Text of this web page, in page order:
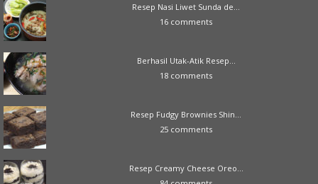
Resep Nasi Liwet Sunda de...
16 comments
Berhasil Utak-Atik Resep...
18 comments
Resep Fudgy Brownies Shin...
25 comments
Resep Creamy Cheese Oreo...